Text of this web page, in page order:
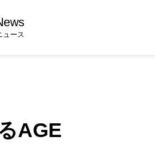
ュース
AGE